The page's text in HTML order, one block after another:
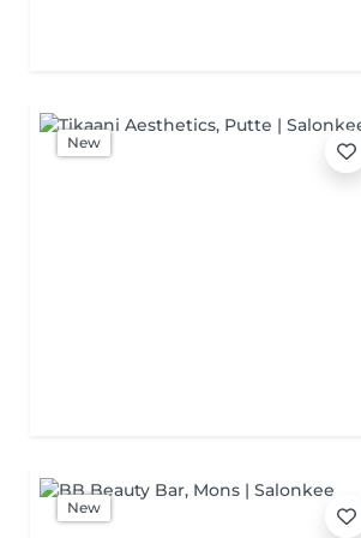
New
New